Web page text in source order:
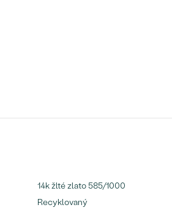
kolekcia
14k žlté zlato 585/1000
Recyklovaný